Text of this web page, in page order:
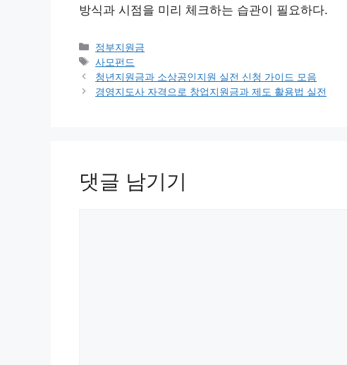
방식과 시점을 미리 체크하는 습관이 필요하다.
카
테
고
리
정부지원금
태
그
사모펀드
청년지원금과 소상공인지원 실전 신청 가이드 모음
경영지도사 자격으로 창업지원금과 제도 활용법 실전
댓글 남기기